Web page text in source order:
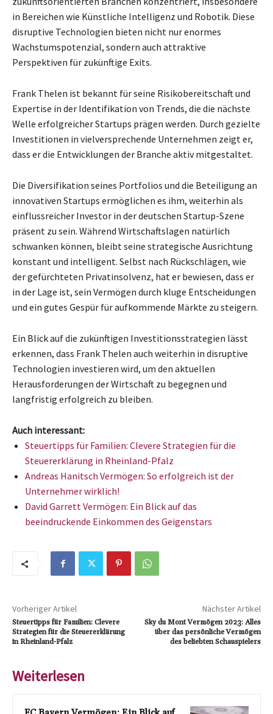
in Bereichen wie Künstliche Intelligenz und Robotik. Diese
disruptive Technologien bieten nicht nur enormes
Wachstumspotenzial, sondern auch attraktive
Perspektiven für zukünftige Exits.
Frank Thelen ist bekannt für seine Risikobereitschaft und
Expertise in der Identifikation von Trends, die die nächste
Welle erfolgreicher Startups prägen werden. Durch gezielte
Investitionen in vielversprechende Unternehmen zeigt er,
dass er die Entwicklungen der Branche aktiv mitgestaltet.
Die Diversifikation seines Portfolios und die Beteiligung an
innovativen Startups ermöglichen es ihm, weiterhin als
einflussreicher Investor in der deutschen Startup-Szene
präsent zu sein. Während Wirtschaftslagen natürlich
schwanken können, bleibt seine strategische Ausrichtung
konstant und intelligent. Selbst nach Rückschlägen, wie
der gefürchteten Privatinsolvenz, hat er bewiesen, dass er
in der Lage ist, sein Vermögen durch kluge Entscheidungen
und ein gutes Gespür für aufkommende Märkte zu steigern.
Ein Blick auf die zukünftigen Investitionsstrategien lässt
erkennen, dass Frank Thelen auch weiterhin in disruptive
Technologien investieren wird, um den aktuellen
Herausforderungen der Wirtschaft zu begegnen und
langfristig erfolgreich zu bleiben.
Auch interessant:
Steuertipps für Familien: Clevere Strategien für die
Steuererklärung in Rheinland-Pfalz
Andreas Hanitsch Vermögen: So erfolgreich ist der
Unternehmer wirklich!
David Garrett Vermögen: Ein Blick auf das
beeindruckende Einkommen des Geigenstars
Vorheriger Artikel
Steuertipps für Familien: Clevere
Strategien für die Steuererklärung
in Rheinland-Pfalz
Nächster Artikel
Sky du Mont Vermögen 2023: Alles
über das persönliche Vermögen
des beliebten Schauspielers
Weiterlesen